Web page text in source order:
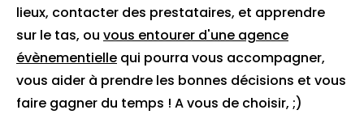
lieux, contacter des prestataires, et apprendre
sur le tas, ou vous entourer d'une agence
évènementielle qui pourra vous accompagner,
vous aider à prendre les bonnes décisions et vous
faire gagner du temps ! A vous de choisir, ;)